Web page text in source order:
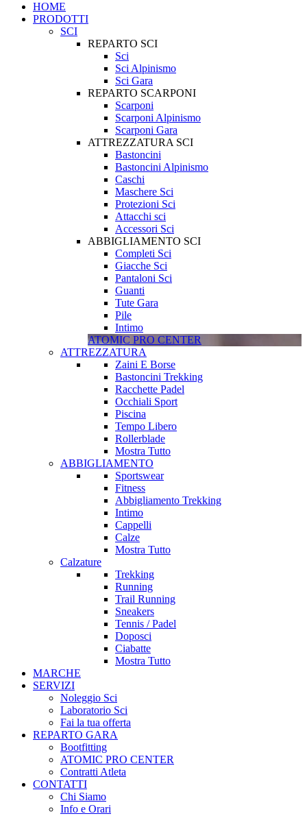
HOME
PRODOTTI
SCI
REPARTO SCI
Sci
Sci Alpinismo
Sci Gara
REPARTO SCARPONI
Scarponi
Scarponi Alpinismo
Scarponi Gara
ATTREZZATURA SCI
Bastoncini
Bastoncini Alpinismo
Caschi
Maschere Sci
Protezioni Sci
Attacchi sci
Accessori Sci
ABBIGLIAMENTO SCI
Completi Sci
Giacche Sci
Pantaloni Sci
Guanti
Tute Gara
Pile
Intimo
ATOMIC PRO CENTER
ATTREZZATURA
Zaini E Borse
Bastoncini Trekking
Racchette Padel
Occhiali Sport
Piscina
Tempo Libero
Rollerblade
Mostra Tutto
ABBIGLIAMENTO
Sportswear
Fitness
Abbigliamento Trekking
Intimo
Cappelli
Calze
Mostra Tutto
Calzature
Trekking
Running
Trail Running
Sneakers
Tennis / Padel
Doposci
Ciabatte
Mostra Tutto
MARCHE
SERVIZI
Noleggio Sci
Laboratorio Sci
Fai la tua offerta
REPARTO GARA
Bootfitting
ATOMIC PRO CENTER
Contratti Atleta
CONTATTI
Chi Siamo
Info e Orari